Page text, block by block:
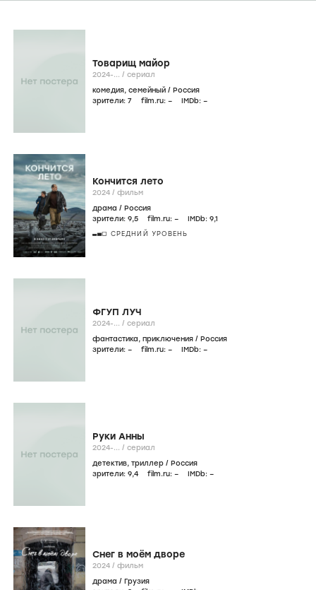
Товарищ майор
2024-... / сериал
комедия, семейный / Россия
зрители: 7 film.ru: – IMDb: –
Кончится лето
2024 / фильм
драма / Россия
зрители: 9,5 film.ru: – IMDb: 9,1
СРЕДНИЙ УРОВЕНЬ
ФГУП ЛУЧ
2024-... / сериал
фантастика, приключения / Россия
зрители: – film.ru: – IMDb: –
Руки Анны
2024-... / сериал
детектив, триллер / Россия
зрители: 9,4 film.ru: – IMDb: –
Снег в моём дворе
2024 / фильм
драма / Грузия